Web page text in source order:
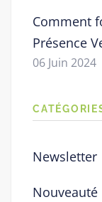
Comment
Présence
06 Juin 2024
Newsletter
Nouveauté